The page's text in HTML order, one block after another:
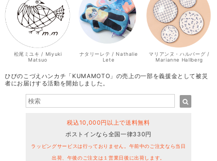
松尾ミユキ / Miyuki
Matsuo
ナタリーレテ / Nathalie
Lete
マリアンヌ・ハルバーグ /
Marianne Hallberg
ひびのこづえハンカチ「KUMAMOTO」の売上の一部を義援金として被災
者にお届けする活動を開始しました。
税込10,000円以上で送料無料
ポストインなら全国一律330円
ラッピングサービスは行っておりません。午前中のご注文なら当日
出荷、午後のご注文は１営業日後に出荷します。